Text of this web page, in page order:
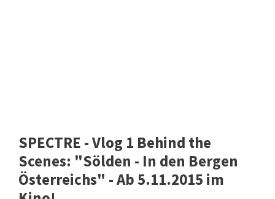
SPECTRE - Vlog 1 Behind the
Scenes: "Sölden - In den Bergen
Österreichs" - Ab 5.11.2015 im